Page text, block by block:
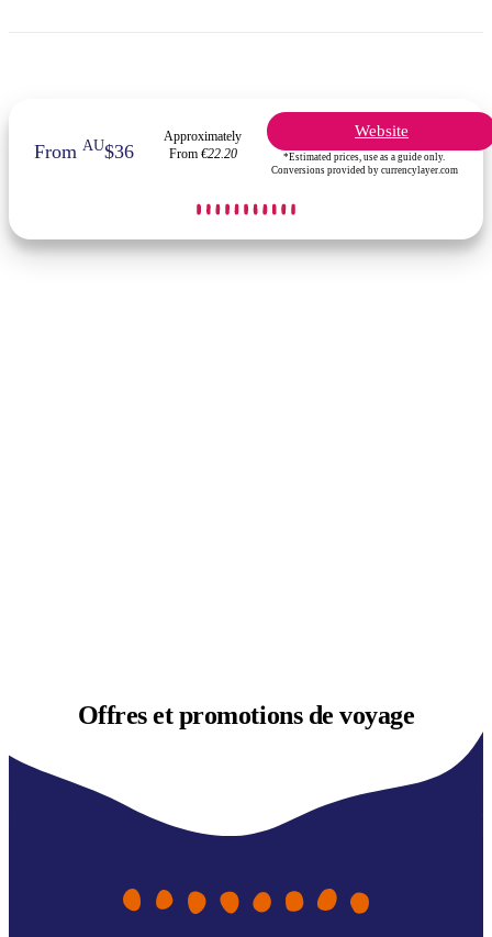
FromAU$36
Approximately
From €22.20
Website
*Estimated prices, use as a guide only.
Conversions provided by currencylayer.com
Offres etpromotions de voyage